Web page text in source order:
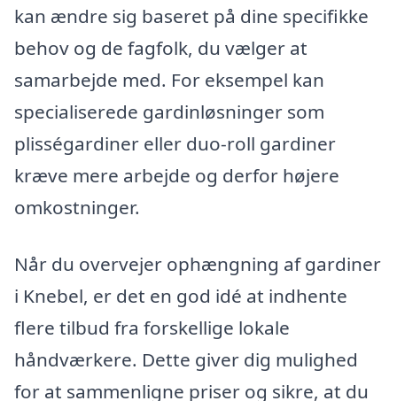
kan ændre sig baseret på dine specifikke
behov og de fagfolk, du vælger at
samarbejde med. For eksempel kan
specialiserede gardinløsninger som
plisségardiner eller duo-roll gardiner
kræve mere arbejde og derfor højere
omkostninger.
Når du overvejer ophængning af gardiner
i Knebel, er det en god idé at indhente
flere tilbud fra forskellige lokale
håndværkere. Dette giver dig mulighed
for at sammenligne priser og sikre, at du